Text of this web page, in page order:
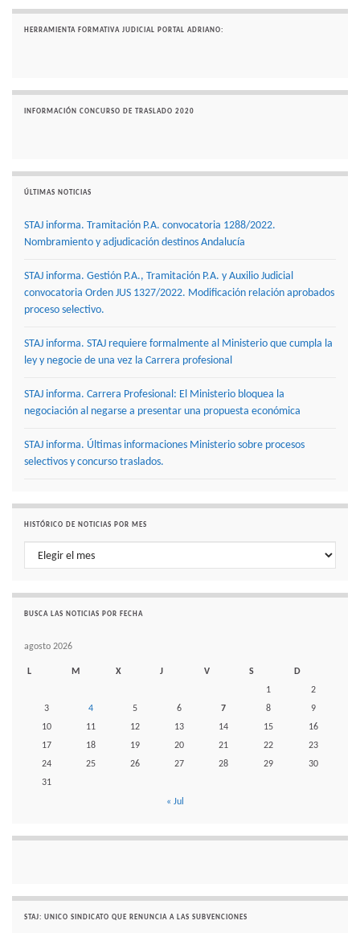
HERRAMIENTA FORMATIVA JUDICIAL PORTAL ADRIANO:
INFORMACIÓN CONCURSO DE TRASLADO 2020
ÚLTIMAS NOTICIAS
STAJ informa. Tramitación P.A. convocatoria 1288/2022.
Nombramiento y adjudicación destinos Andalucía
STAJ informa. Gestión P.A., Tramitación P.A. y Auxilio Judicial
convocatoria Orden JUS 1327/2022. Modificación relación aprobados
proceso selectivo.
STAJ informa. STAJ requiere formalmente al Ministerio que cumpla la
ley y negocie de una vez la Carrera profesional
STAJ informa. Carrera Profesional: El Ministerio bloquea la
negociación al negarse a presentar una propuesta económica
STAJ informa. Últimas informaciones Ministerio sobre procesos
selectivos y concurso traslados.
HISTÓRICO DE NOTICIAS POR MES
Histórico de noticias por mes
BUSCA LAS NOTICIAS POR FECHA
agosto 2026
L M X J V S
D
1
2
3
4 5 6 7 8
9
10
11 12 13 14 15
16
17
18 19 20 21 22
23
24
25 26 27 28 29
30
31
« Jul
STAJ: UNICO SINDICATO QUE RENUNCIA A LAS SUBVENCIONES